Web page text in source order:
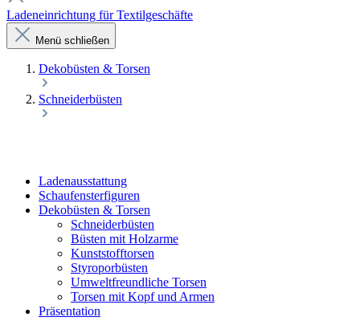
Ladeneinrichtung für Textilgeschäfte
Menü schließen
Dekobüsten & Torsen
Schneiderbüsten
Laden­ausstattung
Schaufenster­figuren
Dekobüsten & Torsen
Schneiderbüsten
Büsten mit Holzarme
Kunststofftorsen
Styroporbüsten
Umweltfreundliche Torsen
Torsen mit Kopf und Armen
Präsentation